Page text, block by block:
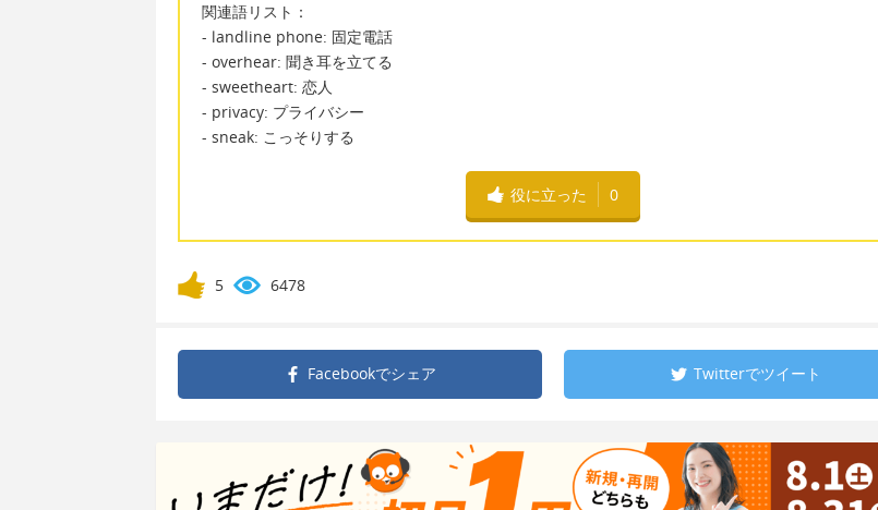
関連語リスト：
- landline phone: 固定電話
- overhear: 聞き耳を立てる
- sweetheart: 恋人
- privacy: プライバシー
- sneak: こっそりする
役に立った 0
5 6478
Facebookでシェア Twitterでツイート